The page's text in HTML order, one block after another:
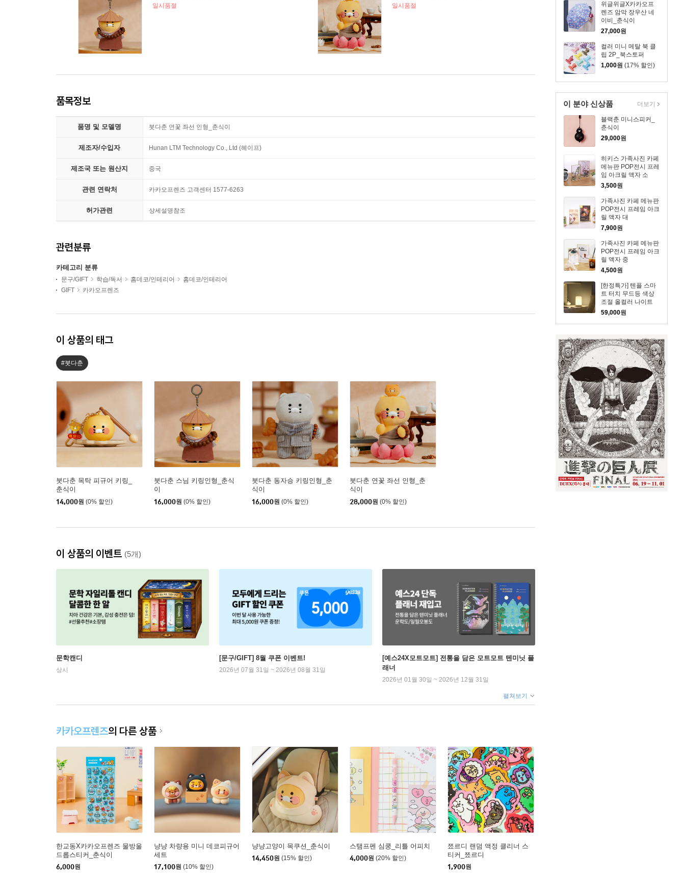
위글위글X카카오프
렌즈 암막 장우산 네
이비_춘식이
27,000원
컬러 미니 메탈 북 클
립 2P_북스토퍼
1,000원 (17% 할인)
이 분야 신상품
블랙춘 미니스피커_
춘식이
29,000원
히키스 가족사진 카페
메뉴판 POP전시 프레
임 아크릴 액자 소
3,500원
가족사진 카페 메뉴판
POP전시 프레임 아크
릴 액자 대
7,900원
가족사진 카페 메뉴판
POP전시 프레임 아크
릴 액자 중
4,500원
[한정특가] 텐플 스마
트 터치 무드등 색상
조절 올컬러 나이트
버드 조명 취침등
59,000원
더보기
일시품절 일시품절
품목정보
품명 및 모델명 붓다춘 연꽃 좌선 인형_춘식이
제조자/수입자 Hunan LTM Technology Co., Ltd (헤이프)
제조국 또는 원산지 중국
관련 연락처 카카오프렌즈 고객센터 1577-6263
허가관련 상세설명참조
관련분류
카테고리 분류
문구/GIFT 학습/독서 홈데코/인테리어
홈데코/인테리어
GIFT
카카오프렌즈
이 상품의 태그
#붓다춘
붓다춘 목탁 피규어 키링_
춘식이
14,000원 (0% 할인)
붓다춘 스님 키링인형_춘식
이
16,000원 (0% 할인)
붓다춘 동자승 키링인형_춘
식이
16,000원 (0% 할인)
붓다춘 연꽃 좌선 인형_춘
식이
28,000원 (0% 할인)
이 상품의 이벤트 (5개)
문학캔디
상시
[문구/GIFT] 8월 쿠폰 이벤트!
2026년 07월 31일 ~ 2026년 08월 31일
[예스24X모트모트] 전통을 담은 모트모트 텐미닛 플
래너
2026년 01월 30일 ~ 2026년 12월 31일
펼쳐보기
카카오프렌즈의 다른 상품
한교동X카카오프렌즈 물방울
드롭스티커_춘식이
6,000원
냥냥 차량용 미니 데코피규어
세트
17,100원 (10% 할인)
냥냥고양이 목쿠션_춘식이
14,450원 (15% 할인)
스탬프펜 심쿵_리틀 어피치
4,000원 (20% 할인)
쬬르디 랜덤 액정 클리너 스
티커_쬬르디
1,900원